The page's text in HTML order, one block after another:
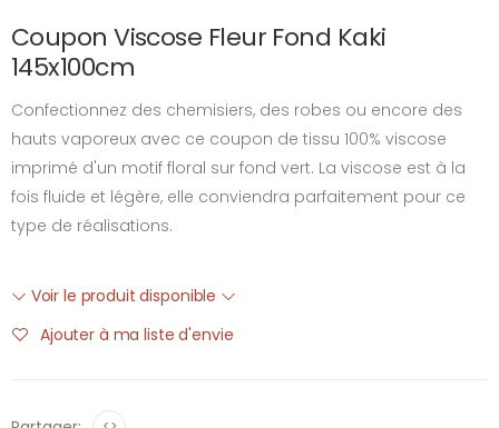
Coupon Viscose Fleur Fond Kaki
145x100cm
Confectionnez des chemisiers, des robes ou encore des
hauts vaporeux avec ce coupon de tissu 100% viscose
imprimé d'un motif floral sur fond vert. La viscose est à la
fois fluide et légère, elle conviendra parfaitement pour ce
type de réalisations.
Voir le produit disponible
Ajouter à ma liste d'envie